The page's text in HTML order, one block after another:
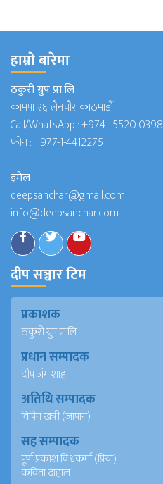
हाम्राे बारेमा
ठकुरी ग्रुप प्रा.लि
कामपा २६, लैनचौर, काठमाडौं
Call/WhatsApp :+974 - 5520 0398
फोन :+977-1-4412275
इमेल
deepsanchar@gmail.com
info@deepsanchar.com
दीप सञ्चार टिम
प्रकाशक
ठकुरी ग्रुप प्रा.लि
प्रधान सम्पादक
दीप जंग शाह
अतिथि सम्पादक
विपिन खत्री (जापान)
सह सम्पादक
पूर्ण प्रकाश विश्वकर्मा (प्रिया)
कविता दाहाल